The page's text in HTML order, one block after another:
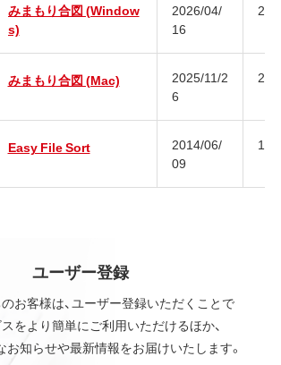
みまもり合図 (Window
s)
2026/04/
16
みまもり合図 (Mac)
2025/11/2
6
Easy File Sort
2014/06/
09
ユーザー登録
お客様は、ユーザー登録いただくことで
をより簡単にご利用いただけるほか、
お知らせや最新情報をお届けいたします。